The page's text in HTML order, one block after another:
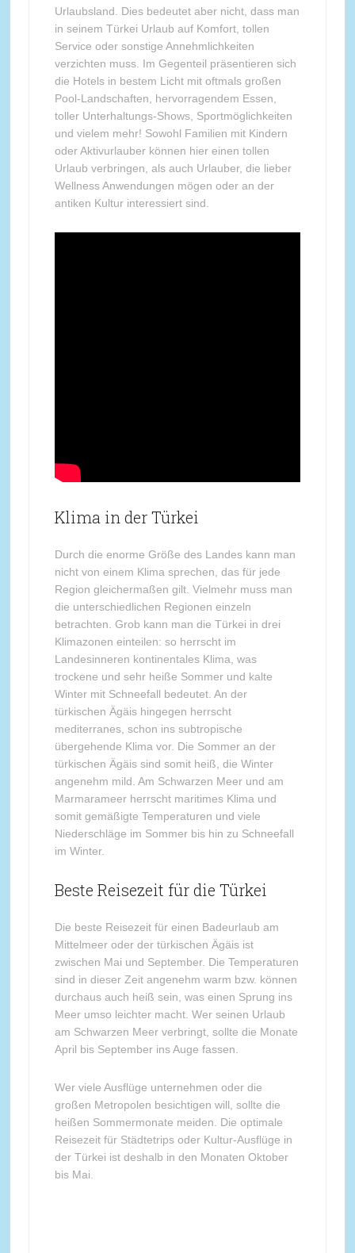
Urlaubsland. Dies bedeutet aber nicht, dass man
in seinem Türkei Urlaub auf Komfort, tollen
Service oder sonstige Annehmlichkeiten
verzichten muss. Im Gegenteil präsentieren sich
die Hotels in bestem Licht mit oftmals großen
Pool-Landschaften, hervorragendem Essen,
toller Unterhaltungs-Shows, Sportmöglichkeiten
und vielem mehr! Sowohl Familien mit Kindern
oder Aktivurlauber können hier einen tollen
Urlaub verbringen, als auch Urlauber, die lieber
Wellness Anwendungen mögen oder an der
antiken Kultur interessiert sind.
Klima in der Türkei
Durch die enorme Größe des Landes kann man
nicht von einem Klima sprechen, das für jede
Region gleichermaßen gilt. Vielmehr muss man
die unterschiedlichen Regionen einzeln
betrachten. Grob kann man die Türkei in drei
Klimazonen einteilen: so herrscht im
Landesinneren kontinentales Klima, was
trockene und sehr heiße Sommer und kalte
Winter mit Schneefall bedeutet. An der
türkischen Ägäis hingegen herrscht
mediterranes, schon ins subtropische
übergehende Klima vor. Die Sommer an der
türkischen Ägäis sind somit heiß, die Winter
angenehm mild. Am Schwarzen Meer und am
Marmarameer herrscht maritimes Klima und
somit gemäßigte Temperaturen und viele
Niederschläge im Sommer bis hin zu Schneefall
im Winter.
Beste Reisezeit für die Türkei
Die beste Reisezeit für einen Badeurlaub am
Mittelmeer oder der türkischen Ägäis ist
zwischen Mai und September. Die Temperaturen
sind in dieser Zeit angenehm warm bzw. können
durchaus auch heiß sein, was einen Sprung ins
Meer umso leichter macht. Wer seinen Urlaub
am Schwarzen Meer verbringt, sollte die Monate
April bis September ins Auge fassen.
Wer viele Ausflüge unternehmen oder die
großen Metropolen besichtigen will, sollte die
heißen Sommermonate meiden. Die optimale
Reisezeit für Städtetrips oder Kultur-Ausflüge in
der Türkei ist deshalb in den Monaten Oktober
bis Mai.